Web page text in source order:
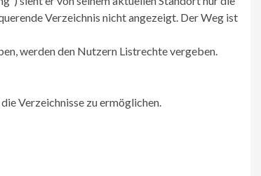
Verzeichnis nicht angezeigt. Der Weg ist
werden den Nutzern Listrechte vergeben.
Verzeichnisse zu ermöglichen.